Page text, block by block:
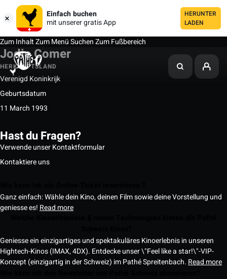
Einfach buchen
mit unserer gratis App
HERUNTER
LADEN
Zum InhaltZum MenüSuchenZum Fußbereich
Jodie Comer
HERKUNFTSLAND
Verenigd Koninkrijk
Geburtsdatum
11 March 1993
Hast du Fragen?
Verwende unser Kontaktformular
Kontaktiere uns
Ganz einfach: Wähle dein Kino, deinen Film sowie deine Vorstellung und
geniesse es! Read more
Geniesse ein einzigartiges und spektakuläres Kinoerlebnis in unseren
Hightech-Kinos (IMAX, 4DX). Entdecke unser \"Feel like a star!\"-VIP-
Konzept (einzigartig in der Schweiz) im Pathé Spreitenbach. Read more